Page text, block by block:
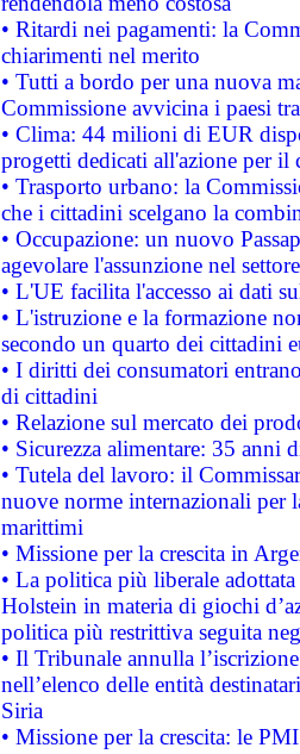
• Ritardi nei pagamenti: la
chiarimenti nel merito
• Tutti a bordo per una nuova
Commissione avvicina i paesi
• Clima: 44 milioni di EUR
progetti dedicati all'azione per il
• Trasporto urbano: la
che i cittadini scelgano la
• Occupazione: un nuovo
agevolare l'assunzione nel
• L'UE facilita l'accesso ai dati
• L'istruzione e la formazione
secondo un quarto dei cittadini
• I diritti dei consumatori
di cittadini
• Relazione sul mercato dei
• Sicurezza alimentare: 35 anni
• Tutela del lavoro: il
nuove norme internazionali per
marittimi
• Missione per la crescita in
• La politica più liberale
Holstein in materia di giochi
politica più restrittiva seguita
• Il Tribunale annulla
nell’elenco delle entità
Siria
• Missione per la crescita: le